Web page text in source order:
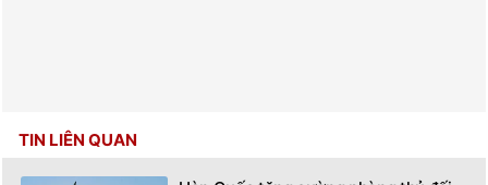
TIN LIÊN QUAN